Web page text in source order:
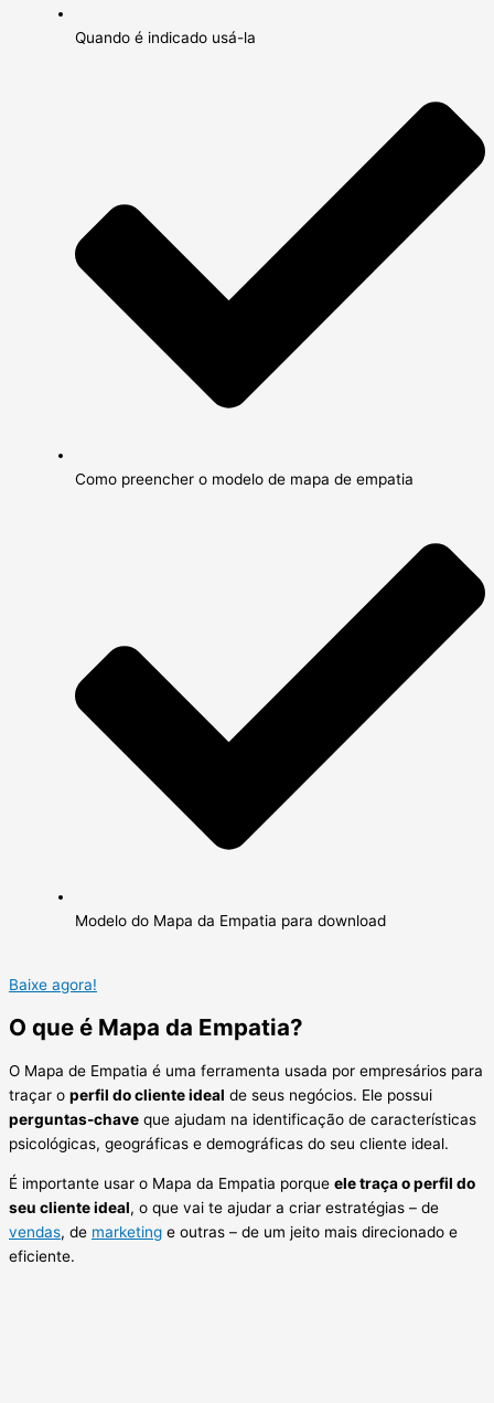
Quando é indicado usá-la
Como preencher o modelo de mapa de empatia
Modelo do Mapa da Empatia para download
Baixe agora!
O que é Mapa da Empatia?
O Mapa de Empatia é uma ferramenta usada por empresários para
traçar o perfil do cliente ideal de seus negócios. Ele possui
perguntas-chave que ajudam na identificação de características
psicológicas, geográficas e demográficas do seu cliente ideal.
É importante usar o Mapa da Empatia porque ele traça o perfil do
seu cliente ideal, o que vai te ajudar a criar estratégias – de
vendas, de marketing e outras – de um jeito mais direcionado e
eficiente.